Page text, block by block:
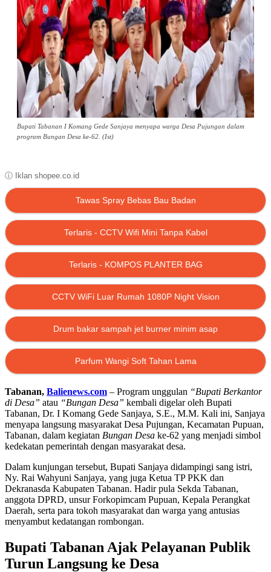
Bupati Tabanan I Komang Gede Sanjaya menyapa warga Desa Pujungan dalam
program Bungan Desa ke-62. (Ist)
ⓘ Iklan shopee.co.id
Tawas Spray Bebas Bau Badan
Terlaris - CCTV Wifi Mini Tanpa Kabel
Terlaris - KOMPOS PLANTER BAG
CCTV WiFi Luar Rumah 1080P Night Vision
Drum bakar sampah jet burner minim asap
Parfum Wangi Soft Tahan Lama
Tabanan, Balienews.com – Program unggulan “Bupati Berkantor
di Desa” atau “Bungan Desa” kembali digelar oleh Bupati
Tabanan, Dr. I Komang Gede Sanjaya, S.E., M.M. Kali ini, Sanjaya
menyapa langsung masyarakat Desa Pujungan, Kecamatan Pupuan,
Tabanan, dalam kegiatan Bungan Desa ke-62 yang menjadi simbol
kedekatan pemerintah dengan masyarakat desa.
Dalam kunjungan tersebut, Bupati Sanjaya didampingi sang istri,
Ny. Rai Wahyuni Sanjaya, yang juga Ketua TP PKK dan
Dekranasda Kabupaten Tabanan. Hadir pula Sekda Tabanan,
anggota DPRD, unsur Forkopimcam Pupuan, Kepala Perangkat
Daerah, serta para tokoh masyarakat dan warga yang antusias
menyambut kedatangan rombongan.
Bupati Tabanan Ajak Pelayanan Publik
Turun Langsung ke Desa